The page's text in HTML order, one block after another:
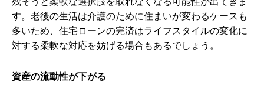
す。老後の生活は介護のために住まいが変わるケースも
多いため、住宅ローンの完済はライフスタイルの変化に
対する柔軟な対応を妨げる場合もあるでしょう。
資産の流動性が下がる